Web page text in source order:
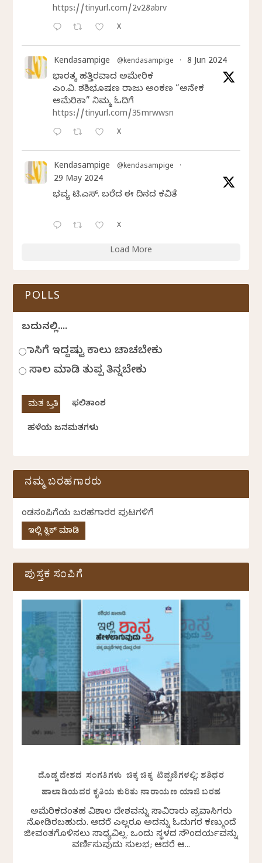
https://tinyurl.com/2v28abrv
X
Kendasampige @kendasampige · 8 Jun 2024
ಭಾರತಕ್ಕೆ ಹತ್ತಿರವಾದ ಅಮೇರಿಕ
ಎಂ.ವಿ. ಶಶಿಭೂಷಣ ರಾಜು ಅಂಕಣ “ಅನೇಕ
ಅಮೆರಿಕಾ” ನಿಮ್ಮ ಓದಿಗೆ
https://tinyurl.com/35mrwwsn
X
Kendasampige @kendasampige ·
29 May 2024
ಭವ್ಯ ಟಿ.ಎಸ್. ಬರೆದ ಈ ದಿನದ ಕವಿತೆ
X
Load More
POLLS
ಬದುಕಿನಲ್ಲಿ....
ಹಾಸಿಗೆ ಇದ್ದಷ್ಟು ಕಾಲು ಚಾಚಬೇಕು
ಸಾಲ ಮಾಡಿ ತುಪ್ಪ ತಿನ್ನಬೇಕು
ಫಲಿತಾಂಶ
ಹಳೆಯ ಜನಮತಗಳು
ನಮ್ಮ ಬರಹಗಾರರು
ಕೆಂಡಸಂಪಿಗೆಯ ಬರಹಗಾರರ ಪುಟಗಳಿಗೆ
ಇಲ್ಲಿ ಕ್ಲಿಕ್ ಮಾಡಿ
ಪುಸ್ತಕ ಸಂಪಿಗೆ
ದೊಡ್ಡ ದೇಶದ ಸಂಗತಿಗಳು ಚಿಕ್ಕ ಚಿಕ್ಕ ಟಿಪ್ಪಣಿಗಳಲ್ಲಿ: ಶಶಿಧರ
ಹಾಲಾಡಿಯವರ ಕೃತಿಯ ಕುರಿತು ನಾರಾಯಣ ಯಾಜಿ ಬರಹ
ಅಮೆರಿಕದಂತಹ ವಿಶಾಲ ದೇಶವನ್ನು ಸಾವಿರಾರು ಪ್ರವಾಸಿಗರು
ನೋಡಿರಬಹುದು. ಆದರೆ ಎಲ್ಲರೂ ಅದನ್ನು ಓದುಗರ ಕಣ್ಮುಂದೆ
ಜೀವಂತಗೊಳಿಸಲು ಸಾಧ್ಯವಿಲ್ಲ. ಒಂದು ಸ್ಥಳದ ಸೌಂದರ್ಯವನ್ನು
ವರ್ಣಿಸುವುದು ಸುಲಭ; ಆದರೆ ಆ...